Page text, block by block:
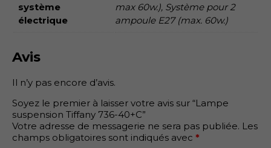
système
électrique
max 60w.), Système pour 2
ampoule E27 (max. 60w.)
Avis
Il n’y pas encore d’avis.
Soyez le premier à laisser votre avis sur “Lampe
suspension Tiffany 736-40+C”
Votre adresse de messagerie ne sera pas publiée. Les
champs obligatoires sont indiqués avec *